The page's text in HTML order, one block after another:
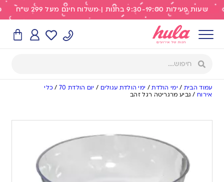
שעות פעילות 9:30-19:00 בחנות | משלוח חינם מעל 299 ש"ח
עמוד הבית / ימי הולדת/ ימי הולדת עגולים / יום הולדת 70 / כלי
אירוח / גביע מרגריטה רגל זהב